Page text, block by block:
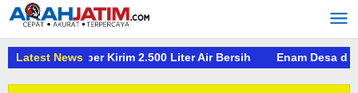
Lewati
ke
konten
Latest News
Jember Kirim 2.500 Liter Air Bersih Enam Desa di